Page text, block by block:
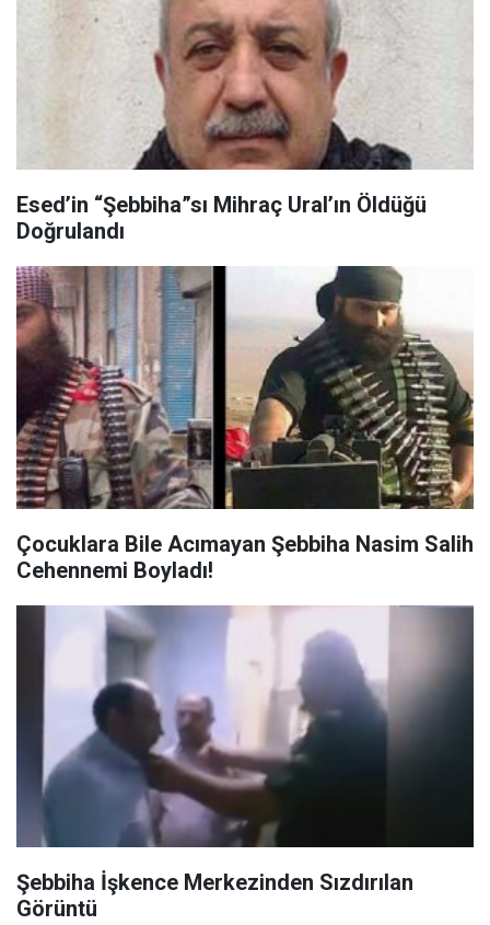
Esed’in “Şebbiha”sı Mihraç Ural’ın Öldüğü
Doğrulandı
Çocuklara Bile Acımayan Şebbiha Nasim Salih
Cehennemi Boyladı!
Şebbiha İşkence Merkezinden Sızdırılan
Görüntü